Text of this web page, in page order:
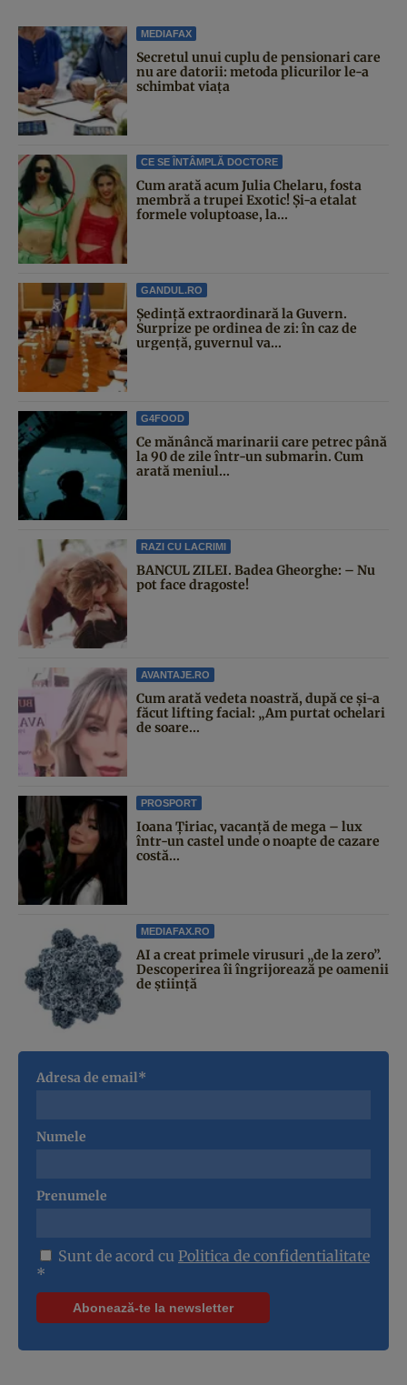
MEDIAFAX
Secretul unui cuplu de pensionari care
nu are datorii: metoda plicurilor le-a
schimbat viața
CE SE ÎNTÂMPLĂ DOCTORE
Cum arată acum Julia Chelaru, fosta
membră a trupei Exotic! Și-a etalat
formele voluptoase, la...
GANDUL.RO
Şedinţă extraordinară la Guvern.
Surprize pe ordinea de zi: în caz de
urgență, guvernul va...
G4FOOD
Ce mănâncă marinarii care petrec până
la 90 de zile într-un submarin. Cum
arată meniul...
RAZI CU LACRIMI
BANCUL ZILEI. Badea Gheorghe: – Nu
pot face dragoste!
AVANTAJE.RO
Cum arată vedeta noastră, după ce și-a
făcut lifting facial: „Am purtat ochelari
de soare...
PROSPORT
Ioana Țiriac, vacanță de mega – lux
într-un castel unde o noapte de cazare
costă...
MEDIAFAX.RO
AI a creat primele virusuri „de la zero”.
Descoperirea îi îngrijorează pe oamenii
de știință
Adresa de email*
Numele
Prenumele
Sunt de acord cu Politica de confidentialitate
*